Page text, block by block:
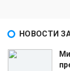
НОВОСТИ